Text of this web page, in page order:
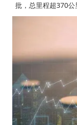
批，总里程超370公